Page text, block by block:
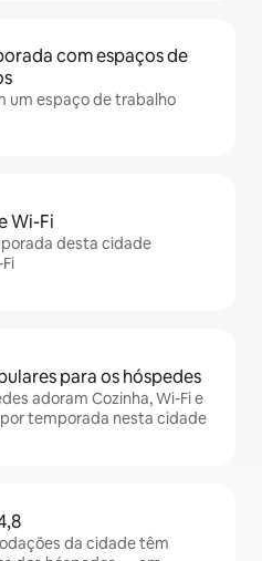
com espaços de
um espaço de trabalho
Wi-Fi
desta cidade
para os hóspedes
adoram Cozinha, Wi-Fi e
por temporada nesta cidade
da cidade têm